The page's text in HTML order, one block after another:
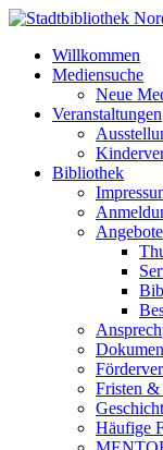
Willkommen
Mediensuche
Neue
Veranstaltungen
Bibliothek
Angebote
Fristen &
Häufige